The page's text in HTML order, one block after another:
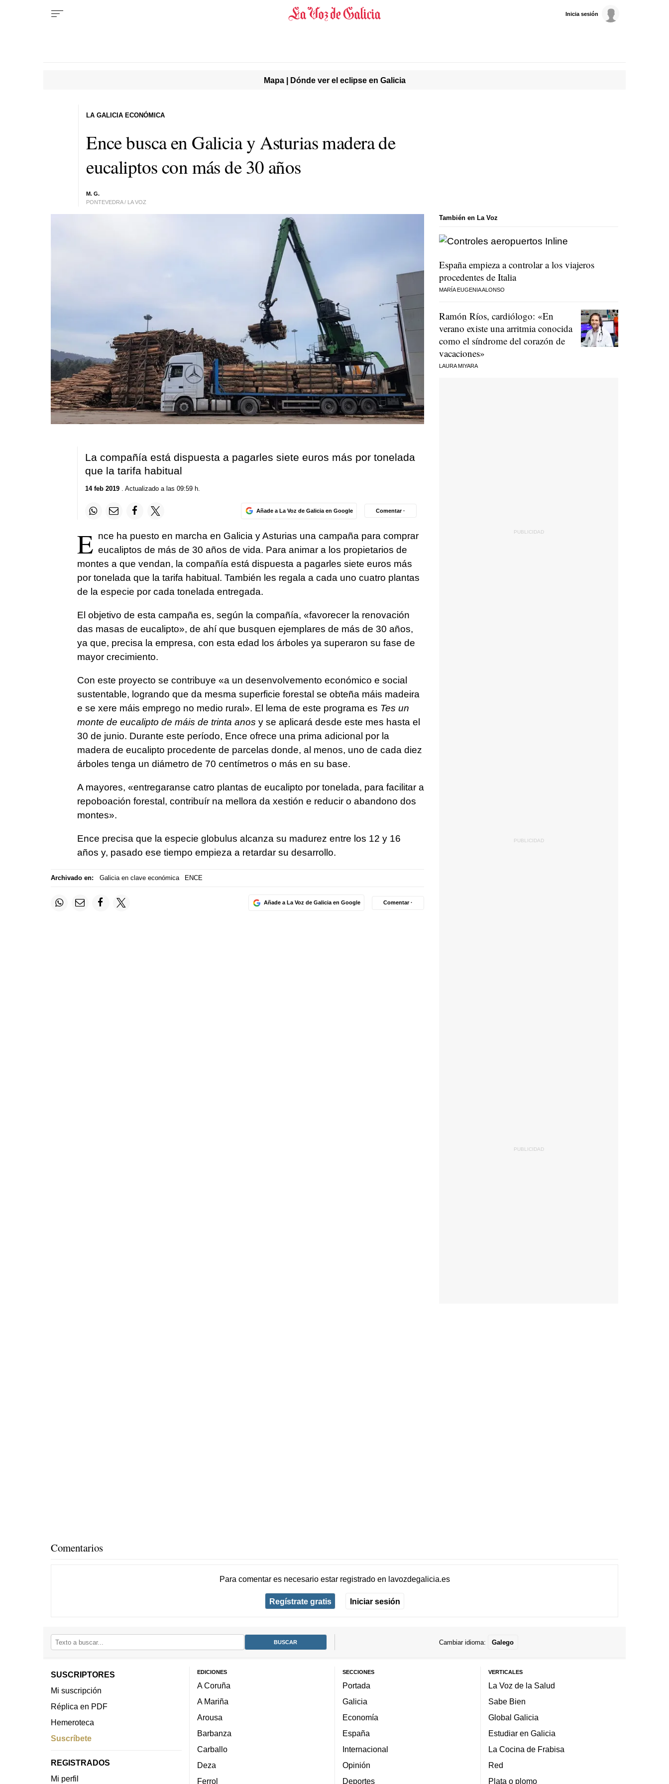
Inicia sesión
Mapa | Dónde ver el eclipse en Galicia
Ence busca en Galicia y Asturias madera de
eucaliptos con más de 30 años
M. G.
PONTEVEDRA / LA VOZ
LA GALICIA ECONÓMICA
La compañía está dispuesta a pagarles siete euros más por tonelada
que la tarifa habitual
14 feb 2019. Actualizado a las 09:59 h.
Añade a La Voz de Galicia en Google Comentar ·
E nce ha puesto en marcha en Galicia y Asturias una campaña para comprar
eucaliptos de más de 30 años de vida. Para animar a los propietarios de
montes a que vendan, la compañía está dispuesta a pagarles siete euros más
por tonelada que la tarifa habitual. También les regala a cada uno cuatro plantas
de la especie por cada tonelada entregada.
El objetivo de esta campaña es, según la compañía, «favorecer la renovación
das masas de eucalipto», de ahí que busquen ejemplares de más de 30 años,
ya que, precisa la empresa, con esta edad los árboles ya superaron su fase de
mayor crecimiento.
Con este proyecto se contribuye «a un desenvolvemento económico e social
sustentable, logrando que da mesma superficie forestal se obteña máis madeira
e se xere máis emprego no medio rural». El lema de este programa es Tes un
monte de eucalipto de máis de trinta anos y se aplicará desde este mes hasta el
30 de junio. Durante este período, Ence ofrece una prima adicional por la
madera de eucalipto procedente de parcelas donde, al menos, uno de cada diez
árboles tenga un diámetro de 70 centímetros o más en su base.
A mayores, «entregaranse catro plantas de eucalipto por tonelada, para facilitar a
repoboación forestal, contribuír na mellora da xestión e reducir o abandono dos
montes».
Ence precisa que la especie globulus alcanza su madurez entre los 12 y 16
años y, pasado ese tiempo empieza a retardar su desarrollo.
Archivado en: Galicia en clave económica ENCE
Añade a La Voz de Galicia en Google Comentar ·
También en La Voz
España empieza a controlar a los viajeros
procedentes de Italia
MARÍA EUGENIA ALONSO
Ramón Ríos, cardiólogo: «En
verano existe una arritmia conocida
como el síndrome del corazón de
vacaciones»
LAURA MIYARA
Comentarios
Para comentar es necesario estar registradoen lavozdegalicia.es
Regístrate gratis Iniciar sesión
Cambiar idioma: Galego
SUSCRIPTORES
Mi suscripción
Réplica en PDF
Hemeroteca
Suscríbete
REGISTRADOS
Mi perfil
EDICIONES
A Coruña
A Mariña
Arousa
Barbanza
Carballo
Deza
Ferrol
SECCIONES
Portada
Galicia
Economía
España
Internacional
Opinión
Deportes
VERTICALES
La Voz de la Salud
Sabe Bien
Global Galicia
Estudiar en Galicia
La Cocina de Frabisa
Red
Plata o plomo